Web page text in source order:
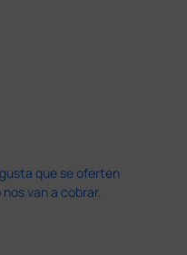
que se oferten
van a cobrar.